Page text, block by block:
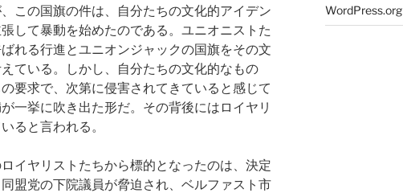
この国旗の件は、自分たちの文化的アイデン
して暴動を始めたのである。ユニオニストた
れる行進とユニオンジャックの国旗をその文
ている。しかし、自分たちの文化的なもの
要求で、次第に侵害されてきていると感じて
一挙に吹き出た形だ。その背後にはロイヤリ
ると言われる。
イヤリストたちから標的となったのは、決定
盟党の下院議員が脅迫され、ベルファスト市
WordPress.org